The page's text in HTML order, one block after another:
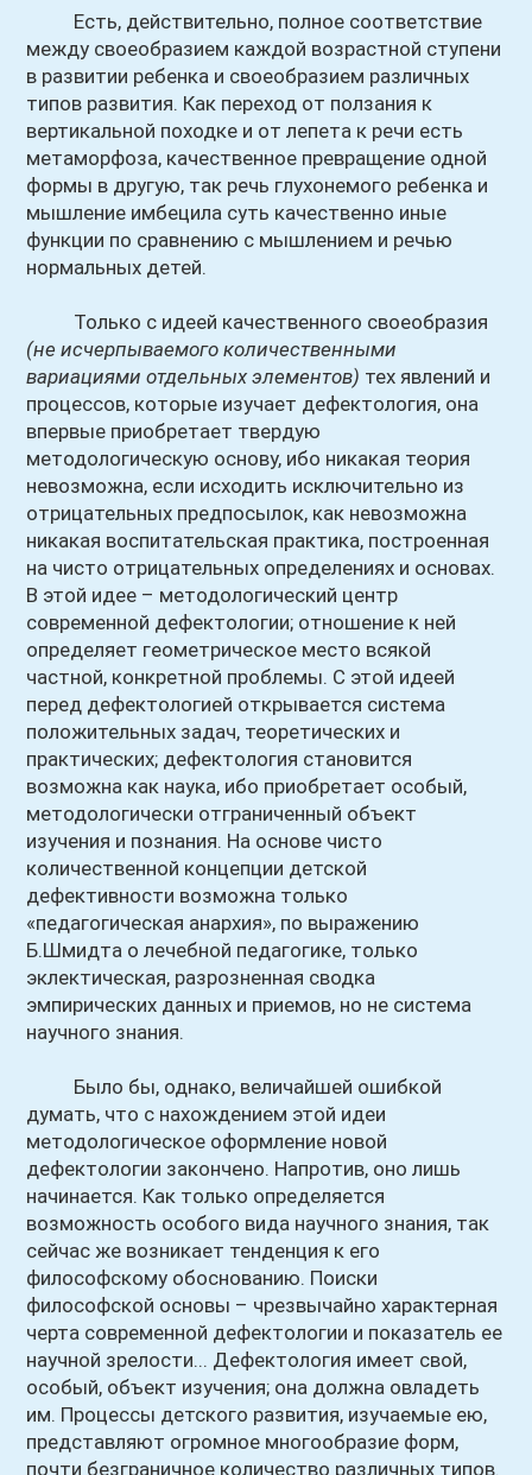
Есть, действительно, полное соответствие
между своеобразием каждой возрастной ступени
в развитии ребенка и своеобразием различных
типов развития. Как переход от ползания к
вертикальной походке и от лепета к речи есть
метаморфоза, качественное превращение одной
формы в другую, так речь глухонемого ребенка и
мышление имбецила суть качественно иные
функции по сравнению с мышлением и речью
нормальных детей.
Только с идеей качественного своеобразия
(не исчерпываемого количественными
вариациями отдельных элементов) тех явлений и
процессов, которые изучает дефектология, она
впервые приобретает твердую
методологическую основу, ибо никакая теория
невозможна, если исходить исключительно из
отрицательных предпосылок, как невозможна
никакая воспитательская практика, построенная
на чисто отрицательных определениях и основах.
В этой идее – методологический центр
современной дефектологии; отношение к ней
определяет геометрическое место всякой
частной, конкретной проблемы. С этой идеей
перед дефектологией открывается система
положительных задач, теоретических и
практических; дефектология становится
возможна как наука, ибо приобретает особый,
методологически отграниченный объект
изучения и познания. На основе чисто
количественной концепции детской
дефективности возможна только
«педагогическая анархия», по выражению
Б.Шмидта о лечебной педагогике, только
эклектическая, разрозненная сводка
эмпирических данных и приемов, но не система
научного знания.
Было бы, однако, величайшей ошибкой
думать, что с нахождением этой идеи
методологическое оформление новой
дефектологии закончено. Напротив, оно лишь
начинается. Как только определяется
возможность особого вида научного знания, так
сейчас же возникает тенденция к его
философскому обоснованию. Поиски
философской основы – чрезвычайно характерная
черта современной дефектологии и показатель ее
научной зрелости... Дефектология имеет свой,
особый, объект изучения; она должна овладеть
им. Процессы детского развития, изучаемые ею,
представляют огромное многообразие форм,
почти безграничное количество различных типов.